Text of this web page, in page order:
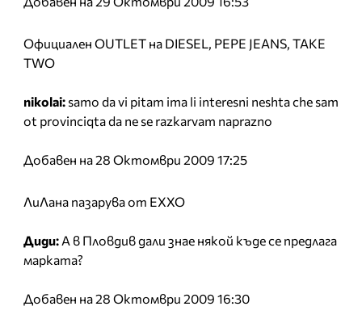
Официален OUTLET на DIESEL, PEPE JEANS, TAKE
TWO
nikolai: samo da vi pitam ima li interesni neshta che sam
ot provinciqta da ne se razkarvam naprazno
Добавен на 28 Октомври 2009 17:25
ЛиЛана пазарува от EXXO
Диди: А в Пловдив дали знае някой къде се предлага
марката?
Добавен на 28 Октомври 2009 16:30